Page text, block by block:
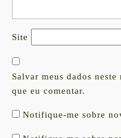
Site
Salvar meus dados
que eu comentar.
Notifique-me sobre